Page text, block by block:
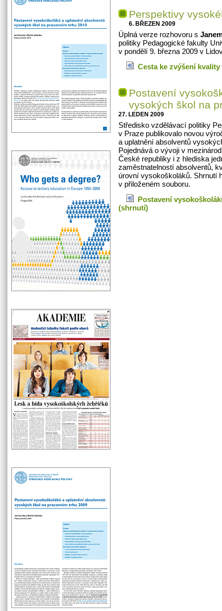
Perspektivy
6. BŘEZEN 2009
Úplná verze rozhovoru s
politiky Pedagogické fakulty
v pondělí 9. března 2009 v
Cesta ke zvýšení
Postavení
vysokých škol na
27. LEDEN 2009
Středisko vzdělávací politiky
v Praze publikovalo novou
a uplatnění absolventů
Pojednává o vývoji v
České republiky i z hlediska
zaměstnatelností absolventů,
úrovní vysokoškoláků. Shrnutí
v přiloženém souboru.
Postavení
(shrnutí)